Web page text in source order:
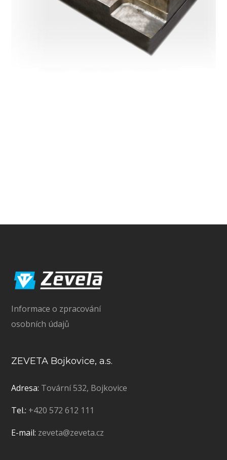
Informace o zpracování
osobních údajů
ZEVETA Bojkovice, a.s.
Adresa: Tovární 532, Bojkovice
Tel.: +420 572 612 111
E-mail: zeveta@zeveta.cz